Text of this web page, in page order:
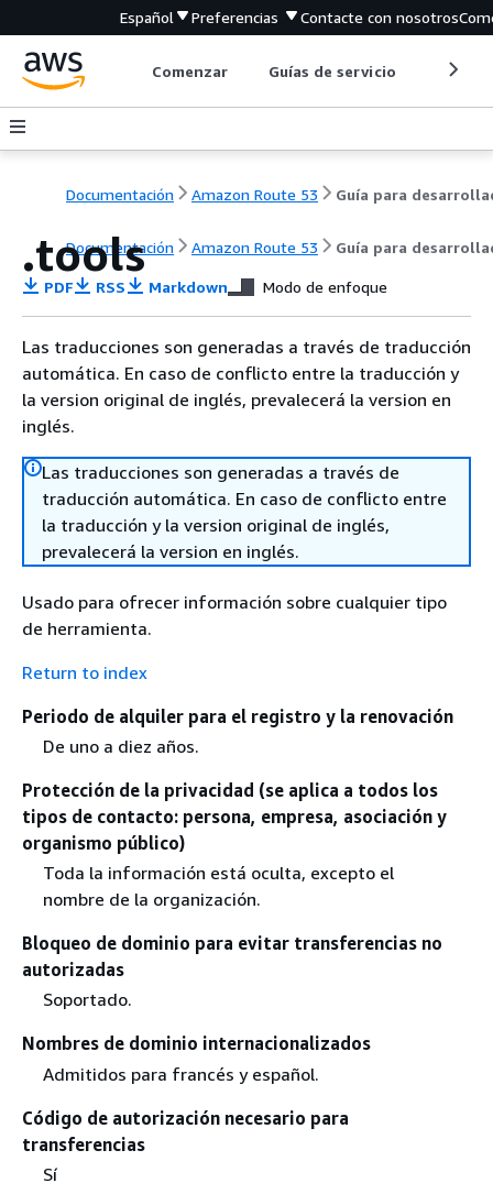
Español Preferencias Contacte con nosotros
Comenzar Guías de servicio
Documentación Amazon Route 53
Documentación Amazon Route 53 Guía para
.tools
PDF RSS Markdown Modo de enfoque
Las traducciones son generadas a través de traducción
automática. En caso de conflicto entre la traducción y
la version original de inglés, prevalecerá la version en
inglés.
Las traducciones son generadas a través de
traducción automática. En caso de conflicto entre
la traducción y la version original de inglés,
prevalecerá la version en inglés.
Usado para ofrecer información sobre cualquier tipo
de herramienta.
Return to index
Periodo de alquiler para el registro y la renovación
De uno a diez años.
Protección de la privacidad (se aplica a todos los
tipos de contacto: persona, empresa, asociación y
organismo público)
Toda la información está oculta, excepto el
nombre de la organización.
Bloqueo de dominio para evitar transferencias no
autorizadas
Soportado.
Nombres de dominio internacionalizados
Admitidos para francés y español.
Código de autorización necesario para
transferencias
Sí